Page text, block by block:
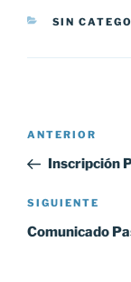
SIN
Navegación
entradas
Entrada
anterior:
ANTERIOR
Inscripción
Siguiente
entrada
SIGUIENTE
Comunicado